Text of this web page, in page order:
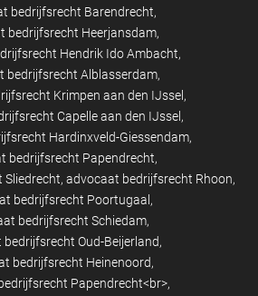
bedrijfsrecht Barendrecht
bedrijfsrecht Heerjansdam
Hendrik Ido Ambacht
bedrijfsrecht Alblasserdam
Krimpen aan den IJssel
Capelle aan den IJssel
Hardinxveld-Giessendam
bedrijfsrecht Papendrecht
Sliedrecht advocaat bedrijfsrecht Rhoon
bedrijfsrecht Poortugaal
bedrijfsrecht Schiedam
Oud-Beijerland
bedrijfsrecht Heinenoord
Papendrecht<br>